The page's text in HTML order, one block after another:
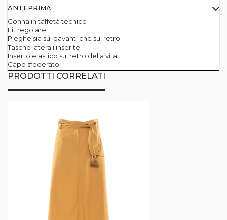
ANTEPRIMA
Gonna in taffetà tecnico
Fit regolare
Pieghe sia sul davanti che sul retro
Tasche laterali inserite
Inserto elastico sul retro della vita
Capo sfoderato
PRODOTTI CORRELATI